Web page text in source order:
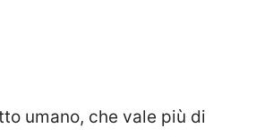
umano, che vale più di